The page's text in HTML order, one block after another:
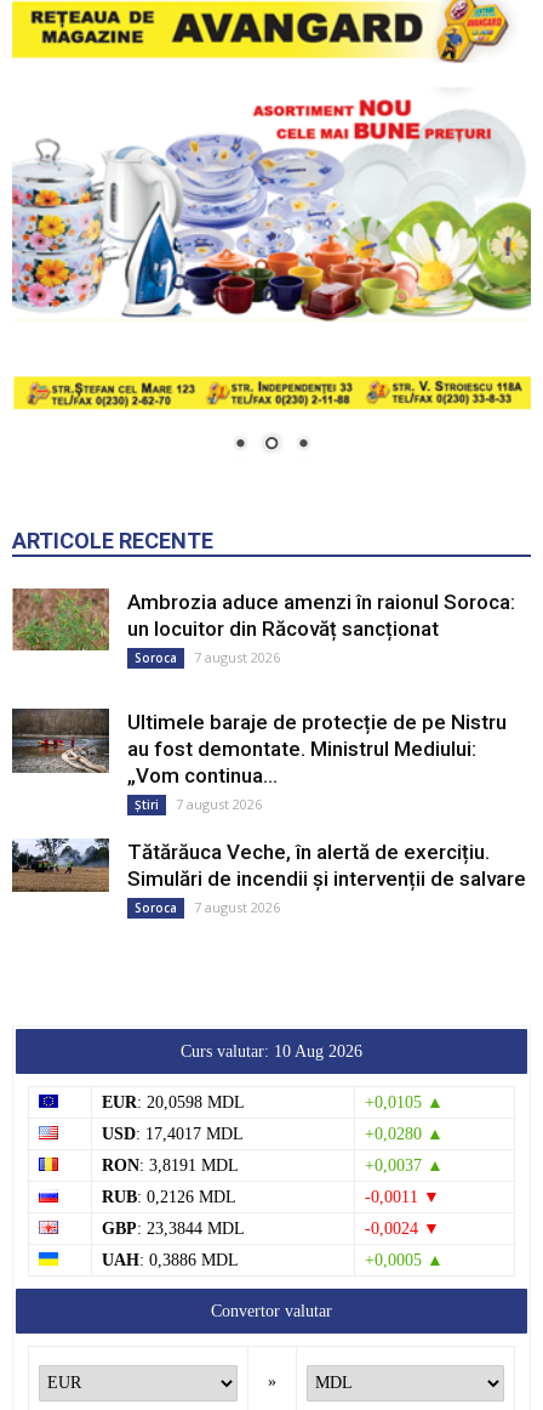
ARTICOLE RECENTE
Ambrozia aduce amenzi în raionul Soroca:
un locuitor din Răcovăț sancționat
Soroca 7 august 2026
Ultimele baraje de protecție de pe Nistru
au fost demontate. Ministrul Mediului:
„Vom continua...
Știri 7 august 2026
Tătărăuca Veche, în alertă de exercițiu.
Simulări de incendii și intervenții de salvare
Soroca 7 august 2026
Curs valutar: 10 Aug 2026
EUR: 20,0598 MDL
+0,0105 ▲
USD: 17,4017 MDL
+0,0280 ▲
RON: 3,8191 MDL
+0,0037 ▲
RUB: 0,2126 MDL
-0,0011 ▼
GBP: 23,3844 MDL
-0,0024 ▼
UAH: 0,3886 MDL +0,0005 ▲
Convertor valutar
»